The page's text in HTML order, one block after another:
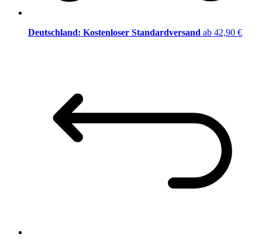
Deutschland: Kostenloser Standardversand ab 42,90 €